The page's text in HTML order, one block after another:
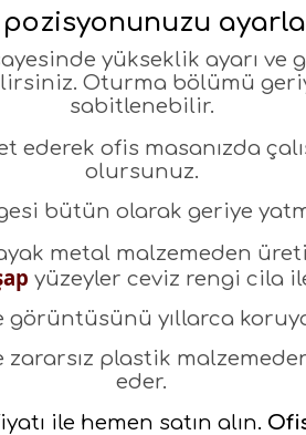
pozisyonunuzu
yükseklik ayarı ve
Oturma bölümü
sabitlenebilir.
ederek ofis masanızda
olursunuz.
bütün olarak geriye
ayak metal malzemeden
yüzeyler ceviz rengi cila
görüntüsünü yıllarca
zararsız plastik
eder.
ile hemen satın alın.